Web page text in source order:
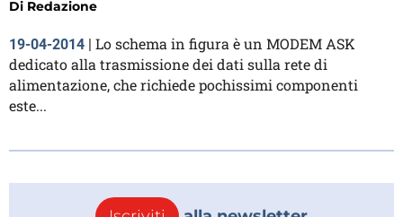
Di Redazione
19-04-2014 | Lo schema in figura è un MODEM ASK
dedicato alla trasmissione dei dati sulla rete di
alimentazione, che richiede pochissimi componenti
este...